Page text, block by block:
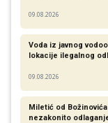
09.08.2026
Voda iz javnog
lokacije ilegalnog
09.08.2026
Miletić od
nezakonito